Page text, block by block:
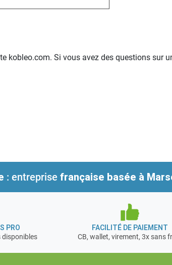
kobleo.com. Si vous avez des questions sur
: entreprise française basée à
PRO
disponibles
FACILITÉ DE PAIEMENT
CB, wallet, virement, 3x sans